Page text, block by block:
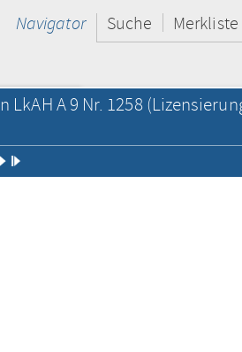
Navigator Suche Merkliste
LkAH A 9 Nr. 1258